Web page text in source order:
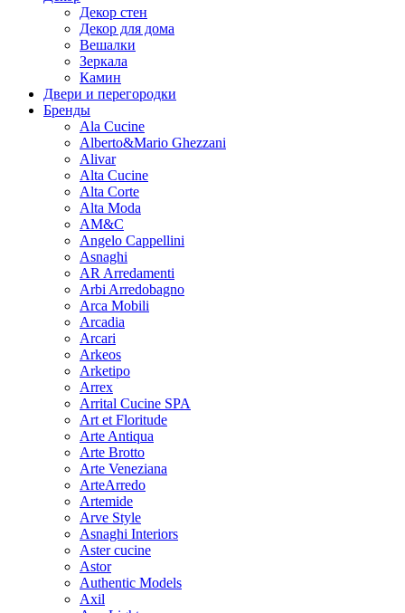
Декор стен
Декор для дома
Вешалки
Зеркала
Камин
Двери и перегородки
Бренды
Ala Cucine
Alberto&Mario Ghezzani
Alivar
Alta Cucine
Alta Corte
Alta Moda
AM&C
Angelo Cappellini
Asnaghi
AR Arredamenti
Arbi Arredobagno
Arca Mobili
Arcadia
Arcari
Arkeos
Arketipo
Arrex
Arrital Cucine SPA
Art et Floritude
Arte Antiqua
Arte Brotto
Arte Veneziana
ArteArredo
Artemide
Arve Style
Asnaghi Interiors
Aster cucine
Astor
Authentic Models
Axil